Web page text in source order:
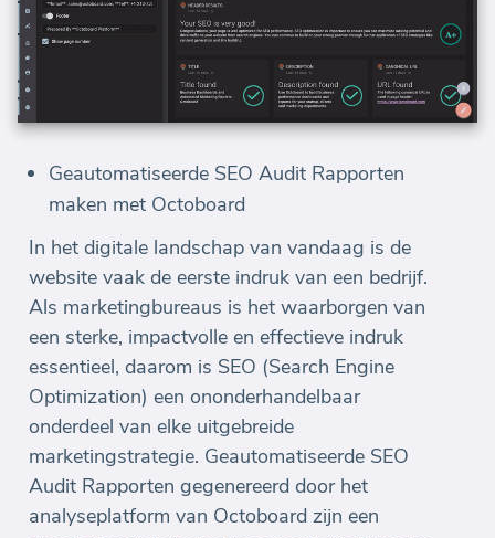
Geautomatiseerde SEO Audit Rapporten
maken met Octoboard
In het digitale landschap van vandaag is de
website vaak de eerste indruk van een bedrijf.
Als marketingbureaus is het waarborgen van
een sterke, impactvolle en effectieve indruk
essentieel, daarom is SEO (Search Engine
Optimization) een ononderhandelbaar
onderdeel van elke uitgebreide
marketingstrategie. Geautomatiseerde SEO
Audit Rapporten gegenereerd door het
analyseplatform van Octoboard zijn een